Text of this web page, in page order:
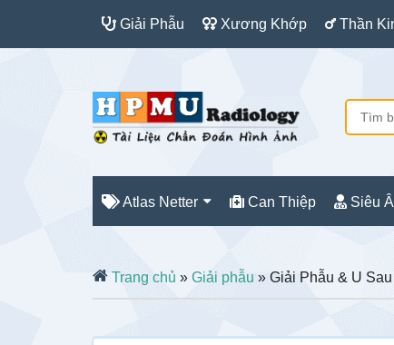
Giải Phẫu Xương Khớp Thần
Atlas Netter Can Thiệp Siêu
Trang chủ » Giải phẫu » Giải Phẫu & U